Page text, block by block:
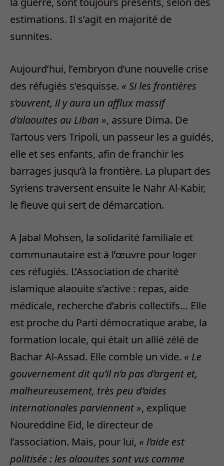
estimations. Il s’agit en majorité de
sunnites.
Aujourd’hui, l’embryon d’une nouvelle crise
des réfugiés s’esquisse. « Si les frontières
s’ouvrent, il y aura un afflux massif
d’alaouites au Liban », assure Dima. De
Tartous vers Tripoli, un passeur les a guidés,
elle et ses enfants, afin de franchir les
barrages jusqu’à la frontière. La plupart des
Syriens traversent ensuite le Nahr Al-Kabir,
le fleuve qui sert de démarcation.
A Jabal Mohsen, la solidarité familiale et
communautaire est à l’œuvre pour loger
ces réfugiés. L’Association de charité
islamique alaouite s’active : repas, aide
médicale, recherche d’abris collectifs… Elle
est proche du Parti démocratique arabe, la
formation locale, qui était un allié zélé de
Bachar Al-Assad. Elle comble un vide. « Le
gouvernement dit qu’il n’a pas d’argent et,
malheureusement, très peu d’aides
internationales parviennent », explique
Noureddine Eid, le directeur de
l’association. Mais, pour lui, « l’aide est
politisée : les alaouites sont vus comme